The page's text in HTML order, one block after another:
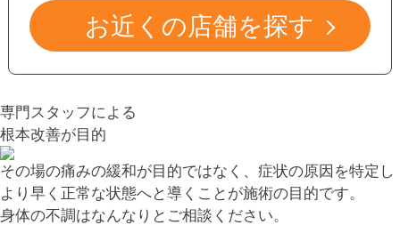
お近くの店舗を探す
専門スタッフによる
根本改善が目的
その場の痛みの緩和が目的ではなく、症状の原因を特定し
より早く正常な状態へと導くことが施術の目的です。
身体の不調はなんなりとご相談ください。